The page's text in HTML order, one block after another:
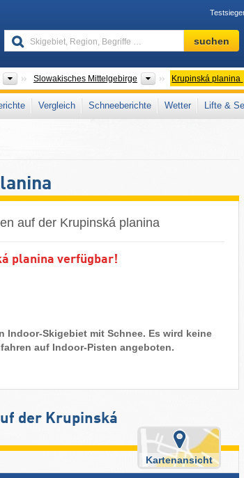
Skigebiet,
Region,
…
suchen
Slowakisches Mittelgebirge Gebirgszüge
Krupinská planina
Vergleich Schneeberichte Wetter Lifte &
auf der Krupinská planina
planina verfügbar!
Indoor-Skigebiet mit Schnee. Es wird keine
auf Indoor-Pisten angeboten.
der Krupinská
Kartenansicht